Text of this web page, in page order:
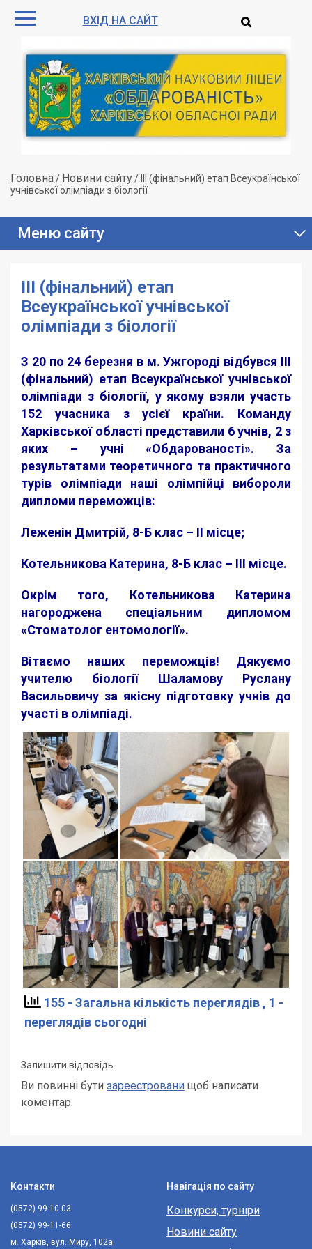
ВХІД НА САЙТ
Головна/ Новини сайту/
ІІІ (фінальний) етап Всеукраїнської
учнівської олімпіади з біології
Меню сайту
ІІІ (фінальний) етап
Всеукраїнської учнівської
олімпіади з біології
З 20 по 24 березня в м. Ужгороді відбувся ІІІ
(фінальний) етап Всеукраїнської учнівської
олімпіади з біології, у якому взяли участь
152 учасника з усієї країни. Команду
Харківської області представили 6 учнів, 2 з
яких – учні «Обдарованості». За
результатами теоретичного та практичного
турів олімпіади наші олімпійці вибороли
дипломи переможців:
Леженін Дмитрій, 8-Б клас – ІІ місце;
Котельникова Катерина, 8-Б клас – ІІІ місце.
Окрім того, Котельникова Катерина
нагороджена спеціальним дипломом
«Стоматолог ентомології».
Вітаємо наших переможців! Дякуємо
учителю біології Шаламову Руслану
Васильовичу за якісну підготовку учнів до
участі в олімпіаді.
155 - Загальна кількість переглядів , 1 -
переглядів сьогодні
Залишити відповідь
Ви повинні бути зареестровани щоб написати
коментар.
Навігація по сайту
Конкурси, турніри
Новини сайту
Контакти
(0572) 99-10-03
(0572) 99-11-66
м. Харків, вул. Миру, 102а